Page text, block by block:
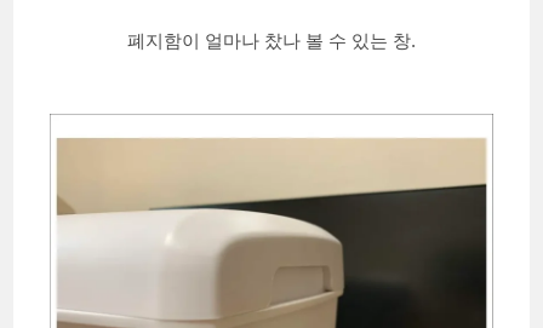
폐지함이 얼마나 찼나 볼 수 있는 창.